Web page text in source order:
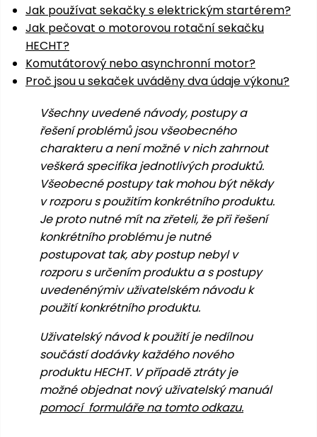
Příslušenství
k sekačkám
Náhradní
nože
Zahradní
válce
větví
Špalíkovače
Fukary,
Vozíky
a
kolečka
Čerpadla
a
vodárny
Postřikovače
a rosiče
Vysokotlaké
čističe
Ruční
nářadí
Rozmetadla
a posypové
vozíky
Písek
do
filtrace
Pytle,
konve
obrubníky
Stíníci
textilie
Příslušenství
Soustruhy
Bagry
Vibrační
desky a
pěchy
stavební
stroje
Řezačky
betonu
a
asfaltu
Měřící
Ventilátory,
klimatizace
Nabíječky
Příslušenství
Přilby
Doplňky
Akumulátory
do
filtrace
PROMINENT
Jak používat sekačky s elektrickým startérem?
Jak pečovat o motorovou rotační sekačku
HECHT?
Komutátorový nebo asynchronní motor?
Proč jsou u sekaček uváděny dva údaje výkonu?
Všechny uvedené návody, postupy a
řešení problémů jsou všeobecného
charakteru a není možné v nich zahrnout
veškerá specifika jednotlivých produktů.
Všeobecné postupy tak mohou být někdy
v rozporu s použitím konkrétního produktu.
Je proto nutné mít na zřeteli, že při řešení
konkrétního problému je nutné
postupovat tak, aby postup nebyl v
rozporu s určením produktu a s postupy
uvedenénýmiv uživatelském návodu k
použití konkrétního produktu.
Uživatelský návod k použití je nedílnou
součástí dodávky každého nového
produktu HECHT. V případě ztráty je
možné objednat nový uživatelský manuál
pomocí formuláře na tomto odkazu.